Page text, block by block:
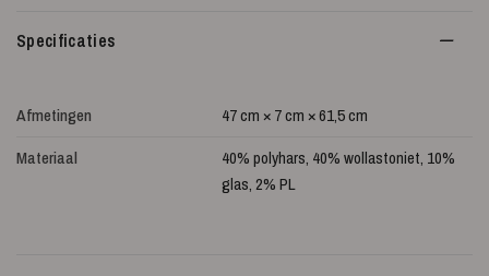
Specificaties
Afmetingen
47 cm × 7 cm × 61,5 cm
Materiaal
40% polyhars, 40% wollastoniet, 10%
glas, 2% PL